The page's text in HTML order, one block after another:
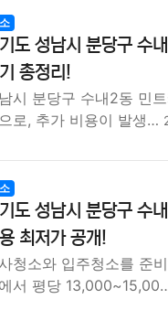
도 성남시 분당구 수
총정리!
시 분당구 수내2동 민
로, 추가 비용이 발생…
도 성남시 분당구 수
최저가 공개!
청소와 입주청소를 준
서 평당